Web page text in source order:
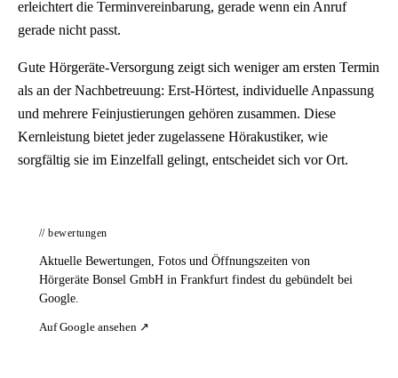
erleichtert die Terminvereinbarung, gerade wenn ein Anruf
gerade nicht passt.
Gute Hörgeräte-Versorgung zeigt sich weniger am ersten Termin
als an der Nachbetreuung: Erst-Hörtest, individuelle Anpassung
und mehrere Feinjustierungen gehören zusammen. Diese
Kernleistung bietet jeder zugelassene Hörakustiker, wie
sorgfältig sie im Einzelfall gelingt, entscheidet sich vor Ort.
// bewertungen
Aktuelle Bewertungen, Fotos und Öffnungszeiten von
Hörgeräte Bonsel GmbH in Frankfurt findest du gebündelt bei
Google.
Auf Google ansehen ↗